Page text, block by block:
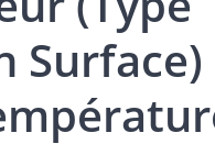
Surface)